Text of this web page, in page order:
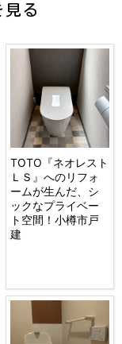
る
TOTO『ネオレスト
ＬＳ』へのリフォ
ームが生んだ、シ
ックなプライベー
ト空間！小樽市戸
建